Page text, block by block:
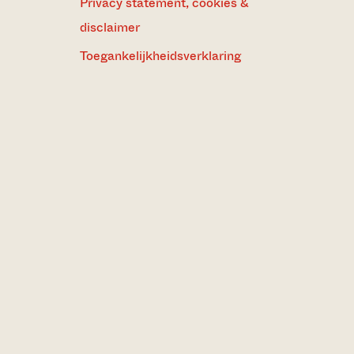
disclaimer
Toegankelijkheidsverklaring